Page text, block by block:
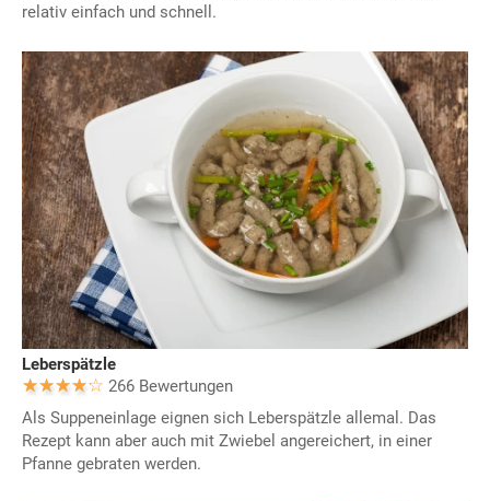
relativ einfach und schnell.
Leberspätzle
266 Bewertungen
Als Suppeneinlage eignen sich Leberspätzle allemal. Das
Rezept kann aber auch mit Zwiebel angereichert, in einer
Pfanne gebraten werden.